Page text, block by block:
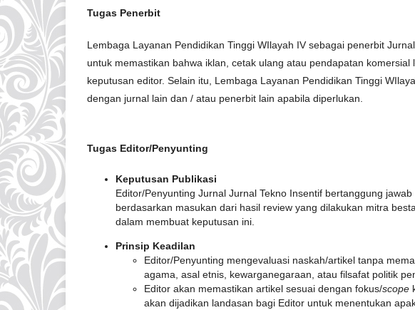
Tugas Penerbit
Lembaga Layanan Pendidikan Tinggi WIlayah IV sebagai penerbit
untuk memastikan bahwa iklan, cetak ulang atau pendapatan
keputusan editor. Selain itu, Lembaga Layanan Pendidikan Tinggi
dengan jurnal lain dan / atau penerbit lain apabila diperlukan.
Tugas Editor/Penyunting
Keputusan Publikasi
Editor/Penyunting Jurnal Jurnal Tekno Insentif bertanggung
berdasarkan masukan dari hasil review yang dilakukan mitra
dalam membuat keputusan ini.
Prinsip Keadilan
Editor/Penyunting mengevaluasi naskah/artikel tanpa
agama, asal etnis, kewarganegaraan, atau filsafat politik
Editor akan memastikan artikel sesuai dengan fokus/scope
akan dijadikan landasan bagi Editor untuk menentukan